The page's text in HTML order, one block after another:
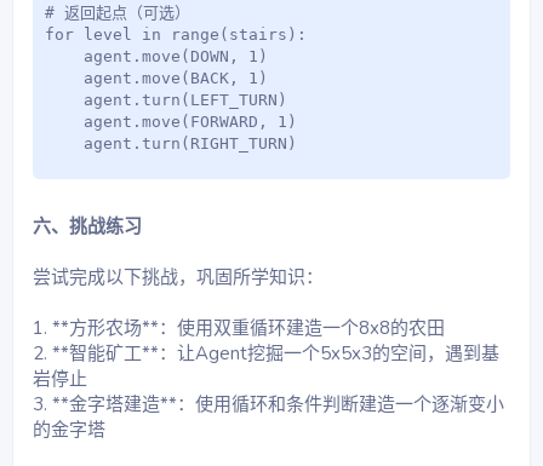
# 返回起点（可选）
for level in range(stairs):
    agent.move(DOWN, 1)
    agent.move(BACK, 1)
    agent.turn(LEFT_TURN)
    agent.move(FORWARD, 1)
    agent.turn(RIGHT_TURN)
六、挑战练习
尝试完成以下挑战，巩固所学知识：
1. **方形农场**：使用双重循环建造一个8x8的农田
2. **智能矿工**：让Agent挖掘一个5x5x3的空间，遇到基
岩停止
3. **金字塔建造**：使用循环和条件判断建造一个逐渐变小
的金字塔